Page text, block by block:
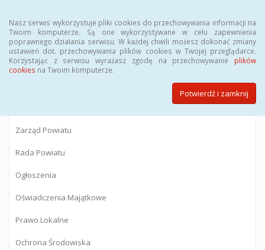
Nasz serwis wykorzystuje pliki cookies do przechowywania informacji na
Twoim komputerze. Są one wykorzystywane w celu zapewnienia
poprawnego działania serwisu. W każdej chwili możesz dokonać zmiany
ustawień dot. przechowywania plików cookies w Twojej przeglądarce.
Korzystając z serwisu wyrażasz zgodę na przechowywanie plików
cookies na Twoim komputerze.
Potwierdź i zamknij
BIULETYN INFORMACJI PUBLICZNEJ
Starostwa Powiatowego w Gostyninie
Zarząd Powiatu
Rada Powiatu
Ogłoszenia
Oświadczenia Majątkowe
Prawo Lokalne
Ochrona Środowiska